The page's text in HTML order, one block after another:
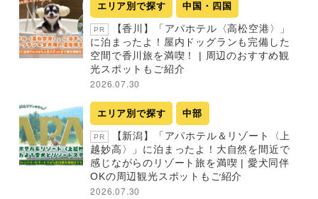
エリア別で探す 中国・四国
PR
【香川】「アパホテル〈高松空港〉」
に泊まったよ！屋内ドッグランも完備した
空間で香川旅を満喫！ | 周辺のおすすめ観
光スポットもご紹介
2026.07.30
エリア別で探す 中部
PR
【新潟】「アパホテル＆リゾート〈上
越妙高〉」に泊まったよ！大自然を間近で
感じながらのリゾート旅を満喫 | 愛犬同伴
OKの周辺観光スポットもご紹介
2026.07.30